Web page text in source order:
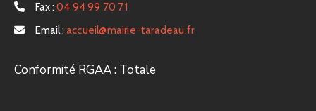
Fax : 04 94 99 70 71
Email : accueil@mairie-taradeau.fr
Conformité RGAA : Totale